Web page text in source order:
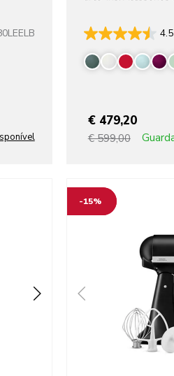
4.5
€ 479,20
€ 599,00
-15%